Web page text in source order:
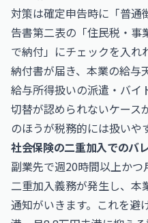
対策は確定申告時に「普通
告書第二表の「住民税・
で納付」にチェックを入れ
納付書が届き、本業の給与
給与所得扱いの派遣・バイ
切替が認められないケース
のほうが税務的には扱いや
社会保険の二重加入でのバ
副業先で週20時間以上か
二重加入義務が発生し、本
通知がいきます。これを避